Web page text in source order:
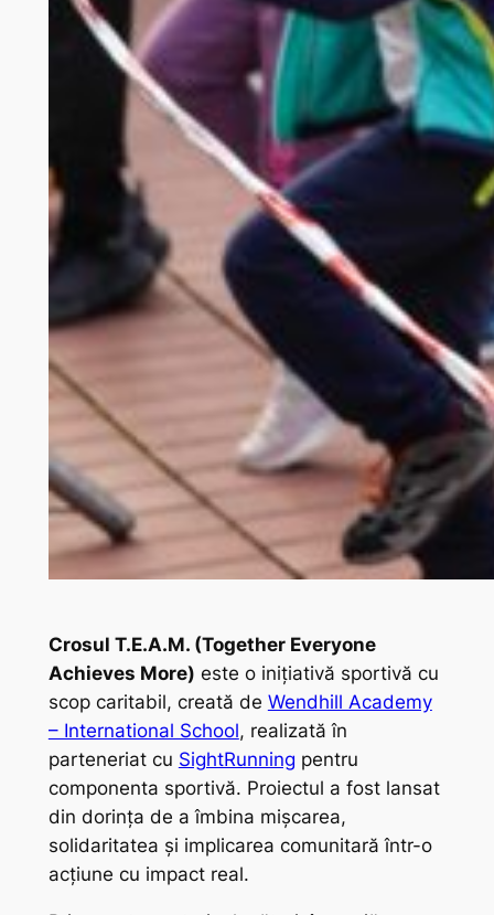
Crosul T.E.A.M. (Together Everyone
Achieves More) este o inițiativă sportivă cu
scop caritabil, creată de Wendhill Academy
– International School, realizată în
parteneriat cu SightRunning pentru
componenta sportivă. Proiectul a fost lansat
din dorința de a îmbina mișcarea,
solidaritatea și implicarea comunitară într-o
acțiune cu impact real.